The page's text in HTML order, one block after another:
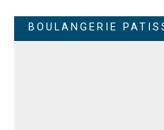
BOULANGERIE